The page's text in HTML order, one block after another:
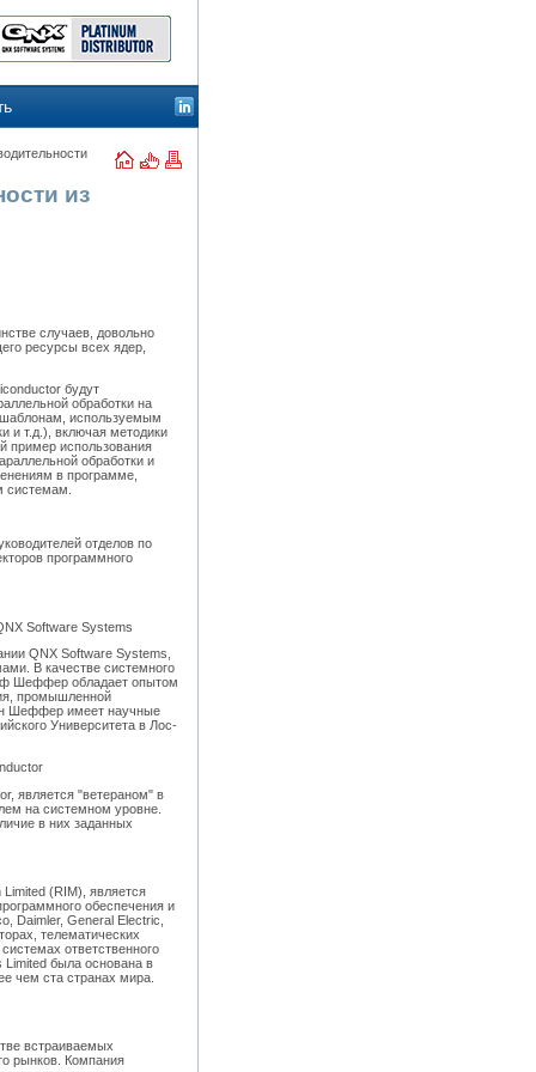
из
случаев, довольно
ресурсы всех ядер,
будут
обработки на
используемым
и т.д.), включая методики
пример использования
обработки и
в программе,
системам.
отделов по
программного
Software Systems
QNX Software Systems,
В качестве системного
Шеффер обладает опытом
промышленной
н Шеффер имеет научные
Университета в Лос-
является "ветераном" в
на системном уровне.
в них заданных
(RIM), является
обеспечения и
Daimler, General Electric,
телематических
ответственного
Limited была основана в
чем ста странах мира.
встраиваемых
рынков. Компания